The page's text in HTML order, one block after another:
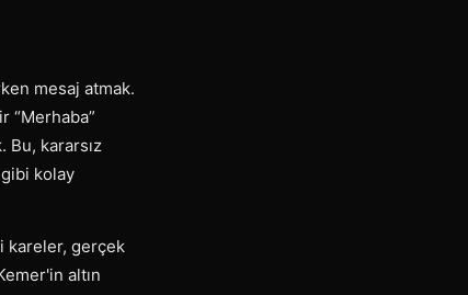
mesaj atmak.
“Merhaba”
Bu, kararsız
kolay
kareler, gerçek
altın